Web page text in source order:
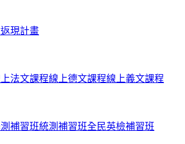
返現計畫
法文課程線上德文課程線上義文課程
補習班統測補習班全民英檢補習班